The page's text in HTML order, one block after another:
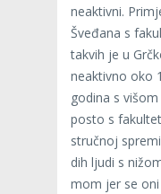
neak­tivni.
Šve­đana s
tak­vih je u
neak­tivno oko
godina s
posto s
struč­noj
dih ljudi s
mom jer se